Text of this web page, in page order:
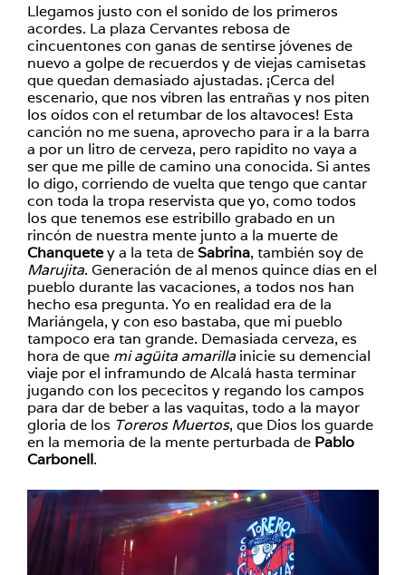
Llegamos justo con el sonido de los primeros
acordes. La plaza Cervantes rebosa de
cincuentones con ganas de sentirse jóvenes de
nuevo a golpe de recuerdos y de viejas camisetas
que quedan demasiado ajustadas. ¡Cerca del
escenario, que nos vibren las entrañas y nos piten
los oídos con el retumbar de los altavoces! Esta
canción no me suena, aprovecho para ir a la barra
a por un litro de cerveza, pero rapidito no vaya a
ser que me pille de camino una conocida. Si antes
lo digo, corriendo de vuelta que tengo que cantar
con toda la tropa reservista que yo, como todos
los que tenemos ese estribillo grabado en un
rincón de nuestra mente junto a la muerte de
Chanquetey a la teta de Sabrina, también soy de
Marujita. Generación de al menos quince días en el
pueblo durante las vacaciones, a todos nos han
hecho esa pregunta. Yo en realidad era de la
Mariángela, y con eso bastaba, que mi pueblo
tampoco era tan grande. Demasiada cerveza, es
hora de que mi agüita amarilla inicie su demencial
viaje por el inframundo de Alcalá hasta terminar
jugando con los pececitos y regando los campos
para dar de beber a las vaquitas, todo a la mayor
gloria de los Toreros Muertos, que Dios los guarde
en la memoria de la mente perturbada de Pablo
Carbonell.